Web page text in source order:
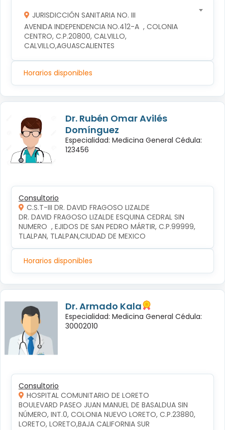
JURISDICCIÓN SANITARIA NO. III
AVENIDA INDEPENDENCIA NO.412-A  , COLONIA
CENTRO, C.P.20800, CALVILLO,
CALVILLO,AGUASCALIENTES
Horarios disponibles
Dr. Rubén Omar Avilés
Domínguez
Especialidad: Medicina General Cédula:
123456
Consultorio
C.S.T-III DR. DAVID FRAGOSO LIZALDE
DR. DAVID FRAGOSO LIZALDE ESQUINA CEDRAL SIN
NUMERO  , EJIDOS DE SAN PEDRO MÁRTIR, C.P.99999,
TLALPAN, TLALPAN,CIUDAD DE MEXICO
Horarios disponibles
Dr. Armado Kala
Especialidad: Medicina General Cédula:
30002010
Consultorio
HOSPITAL COMUNITARIO DE LORETO
BOULEVARD PASEO JUAN MANUEL DE BASALDUA SIN
NÚMERO, INT.0, COLONIA NUEVO LORETO, C.P.23880,
LORETO, LORETO,BAJA CALIFORNIA SUR